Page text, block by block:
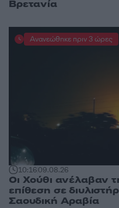
Βρετανία
10:1609.08.26
Οι Χούθι ανέλαβαν
επίθεση σε
Σαουδική Αραβία
Ανανεώθηκε πριν 3 ώρες